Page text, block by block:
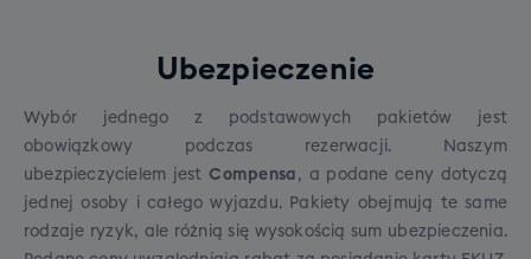
Szkolenie SNB grupowe (dorośli)
indywidualnym szkoleniu narciarskim lub
zaawansowania. Szkolenie prowadzone przez
polskojęzycznych,licencjonowanych instruktorów
z wieloletnim doświadczeniem w jeździe. Szkolenia
odbywają się w kurorcie podstawowym.Cena:
1000zł.
Ubezpieczenie
Wybór jednego z podstawowych pakietów jest
obowiązkowy podczas rezerwacji. Naszym
ubezpieczycielem jestCompensa , a podane ceny dotyczą
jednej osoby i całego wyjazdu. Pakiety obejmują te same
rodzaje ryzyk, ale różnią się wysokością sum ubezpieczenia.